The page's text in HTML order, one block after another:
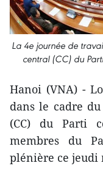
La 4e journée de
central (CC) du
Hanoi (VNA) -
dans le cadre
(CC) du Parti
membres du
plénière ce jeudi